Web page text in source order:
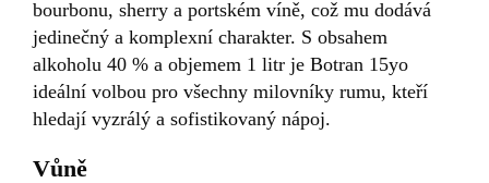
bourbonu, sherry a portském víně, což mu dodává
jedinečný a komplexní charakter. S obsahem
alkoholu 40 % a objemem 1 litr je Botran 15yo
ideální volbou pro všechny milovníky rumu, kteří
hledají vyzrálý a sofistikovaný nápoj.
Vůně